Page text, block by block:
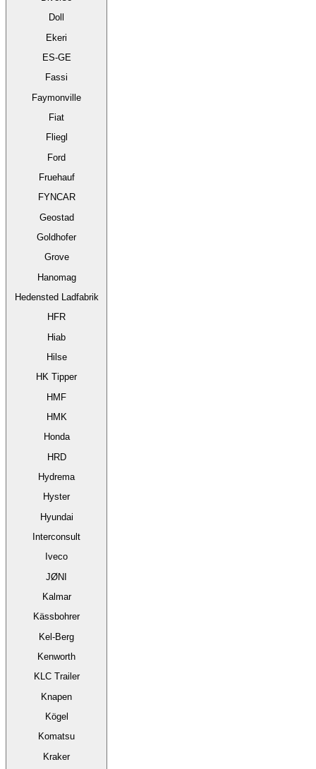
Doll
Ekeri
ES-GE
Fassi
Faymonville
Fiat
Fliegl
Ford
Fruehauf
FYNCAR
Geostad
Goldhofer
Grove
Hanomag
Hedensted Ladfabrik
HFR
Hiab
Hilse
HK Tipper
HMF
HMK
Honda
HRD
Hydrema
Hyster
Hyundai
Interconsult
Iveco
JØNI
Kalmar
Kässbohrer
Kel-Berg
Kenworth
KLC Trailer
Knapen
Kögel
Komatsu
Kraker